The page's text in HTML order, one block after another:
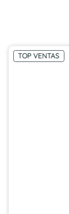
TOP VENTAS